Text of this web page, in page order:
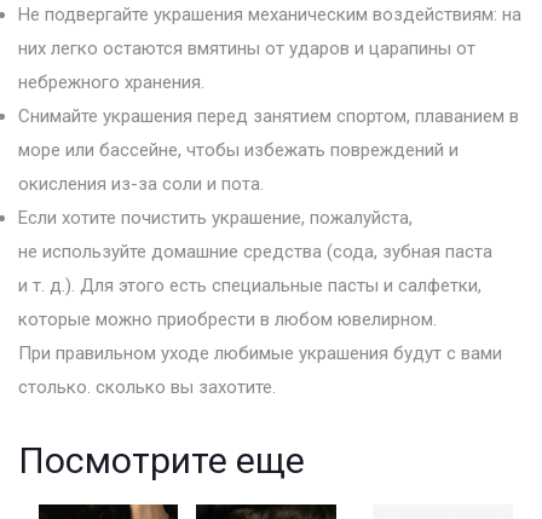
Не подвергайте украшения механическим воздействиям: на
них легко остаются вмятины от ударов и царапины от
небрежного хранения.
Снимайте украшения перед занятием спортом, плаванием в
море или бассейне, чтобы избежать повреждений и
окисления из-за соли и пота.
Если хотите почистить украшение, пожалуйста,
не используйте домашние средства (сода, зубная паста
и т. д.). Для этого есть специальные пасты и салфетки,
которые можно приобрести в любом ювелирном.
При правильном уходе любимые украшения будут с вами
столько. сколько вы захотите.
Посмотрите еще